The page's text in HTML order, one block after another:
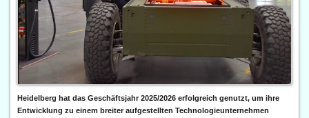
Heidelberg hat das Geschäftsjahr 2025/2026 erfolgreich genutzt, um ihre
Entwicklung zu einem breiter aufgestellten Technologieunternehmen